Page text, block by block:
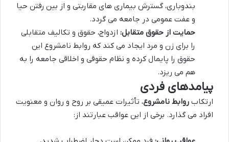
بندوباری، گسترش بیماری های مقاربتی و از بین رفتن حیا
و عفت عمومی در جامعه می گردد.
حمایت از حقوق متقابل: ازدواج، حقوق و تکالیف متقابلی
را برای زن و مرد ایجاد می کند که روابط نامشروع این
حقوق را پایمال کرده و نظام حقوقی و اخلاقی جامعه را به
هم می ریزد.
پیامدهای فردی
ارتکاب روابط نامشروع، تأثیرات عمیقی بر روح و روان و معنویت
افراد می گذارد. برخی از این عواقب عبارتند از: